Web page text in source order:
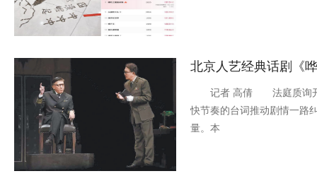
北京人艺经典话剧《
记者 高倩 法庭质询开
快节奏的台词推动剧情一路
量。本